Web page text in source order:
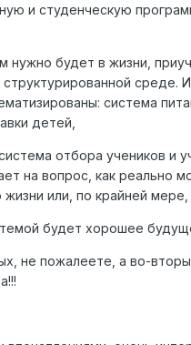
и студенческую
нужно будет в жизни,
среде.
система
детей,
отбора учеников и
на вопрос, как реально
жизни или, по крайней
будет хорошее
не пожалеете, а во-